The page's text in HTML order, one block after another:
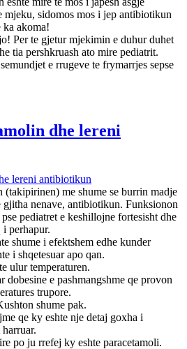
mjeku, sidomos mos i jep antibiotikun
ka akoma!
Per te gjetur mjekimin e duhur duhet
tia pershkruash ato mire pediatrit.
e rrugeve te frymarrjes sepse
dhe lereni
(takipirinen) me shume se burrin madje
gjitha nenave, antibiotikun. Funksionon
pediatret e keshillojne fortesisht dhe
perhapur.
shume i efektshem edhe kunder
i shqetesuar apo qan.
ulur temperaturen.
dobesine e pashmangshme qe provon
trupore.
shume pak.
qe ky eshte nje detaj goxha i
po ju rrefej ky eshte paracetamoli.